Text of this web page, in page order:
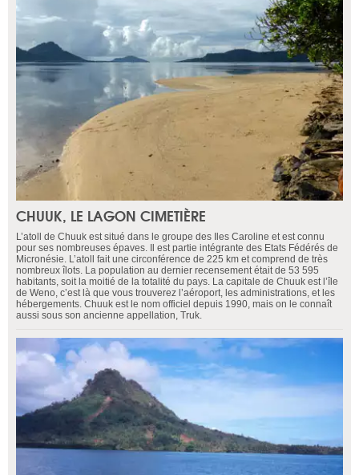
CHUUK, LE LAGON CIMETIÈRE
L’atoll de Chuuk est situé dans le groupe des Iles Caroline et est connu
pour ses nombreuses épaves. Il est partie intégrante des Etats Fédérés de
Micronésie. L’atoll fait une circonférence de 225 km et comprend de très
nombreux îlots. La population au dernier recensement était de 53 595
habitants, soit la moitié de la totalité du pays. La capitale de Chuuk est l’île
de Weno, c’est là que vous trouverez l’aéroport, les administrations, et les
hébergements. Chuuk est le nom officiel depuis 1990, mais on le connaît
aussi sous son ancienne appellation, Truk.